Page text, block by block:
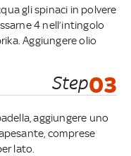
gli spinaci in polvere
4 nell’intingolo
Aggiungere olio
Step03
aggiungere uno
comprese
lato.